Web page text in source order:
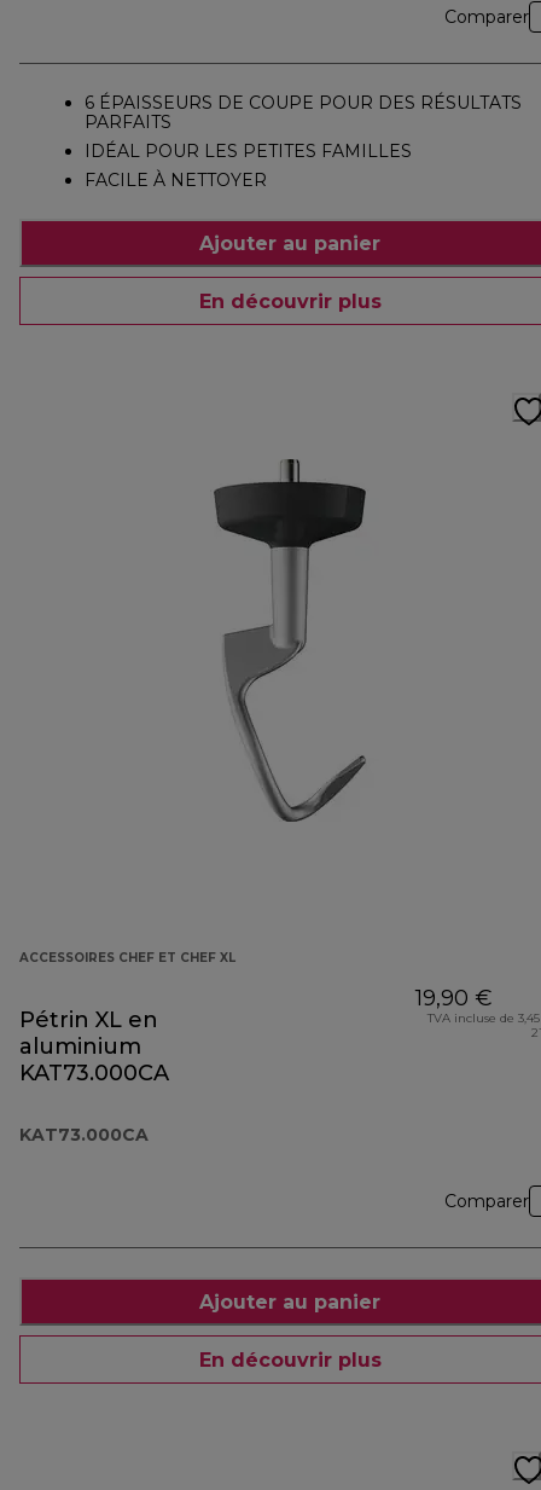
Comparer
6 ÉPAISSEURS DE COUPE POUR DES RÉSULTATS
PARFAITS
IDÉAL POUR LES PETITES FAMILLES
FACILE À NETTOYER
Ajouter au panier
En découvrir plus
ACCESSOIRES CHEF ET CHEF XL
Pétrin XL en
aluminium
KAT73.000CA
KAT73.000CA
19,90 €
TVA incluse de
Comparer
Ajouter au panier
En découvrir plus